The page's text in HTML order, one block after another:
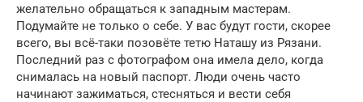
желательно обращаться к западным мастерам.
Подумайте не только о себе. У вас будут гости, скорее
всего, вы всё-таки позовёте тетю Наташу из Рязани.
Последний раз с фотографом она имела дело, когда
снималась на новый паспорт. Люди очень часто
начинают зажиматься, стесняться и вести себя